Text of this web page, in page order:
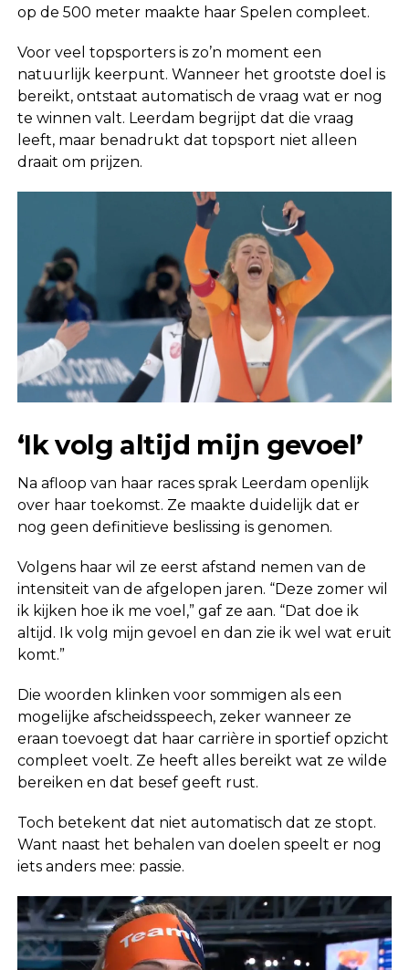
op de 500 meter maakte haar Spelen compleet.
Voor veel topsporters is zo’n moment een
natuurlijk keerpunt. Wanneer het grootste doel is
bereikt, ontstaat automatisch de vraag wat er nog
te winnen valt. Leerdam begrijpt dat die vraag
leeft, maar benadrukt dat topsport niet alleen
draait om prijzen.
‘Ik volg altijd mijn gevoel’
Na afloop van haar races sprak Leerdam openlijk
over haar toekomst. Ze maakte duidelijk dat er
nog geen definitieve beslissing is genomen.
Volgens haar wil ze eerst afstand nemen van de
intensiteit van de afgelopen jaren. “Deze zomer wil
ik kijken hoe ik me voel,” gaf ze aan. “Dat doe ik
altijd. Ik volg mijn gevoel en dan zie ik wel wat eruit
komt.”
Die woorden klinken voor sommigen als een
mogelijke afscheidsspeech, zeker wanneer ze
eraan toevoegt dat haar carrière in sportief opzicht
compleet voelt. Ze heeft alles bereikt wat ze wilde
bereiken en dat besef geeft rust.
Toch betekent dat niet automatisch dat ze stopt.
Want naast het behalen van doelen speelt er nog
iets anders mee: passie.